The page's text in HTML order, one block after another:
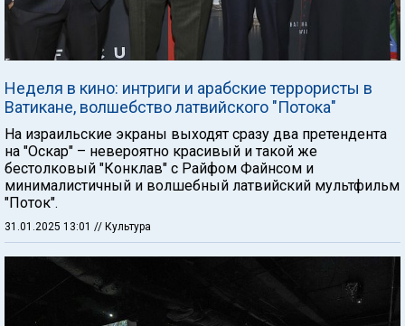
Неделя в кино: интриги и арабские террористы в
Ватикане, волшебство латвийского "Потока"
На израильские экраны выходят сразу два претендента
на "Оскар" – невероятно красивый и такой же
бестолковый "Конклав" с Райфом Файнсом и
минималистичный и волшебный латвийский мультфильм
"Поток".
31.01.2025 13:01 // Культура